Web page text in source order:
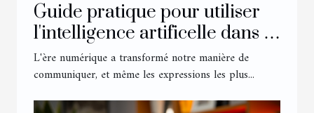
Guide pratique pour utiliser
l'intelligence artificelle dans la
rédaction de lettres
sentimentales
L'ère numérique a transformé notre manière de
communiquer, et même les expressions les plus...